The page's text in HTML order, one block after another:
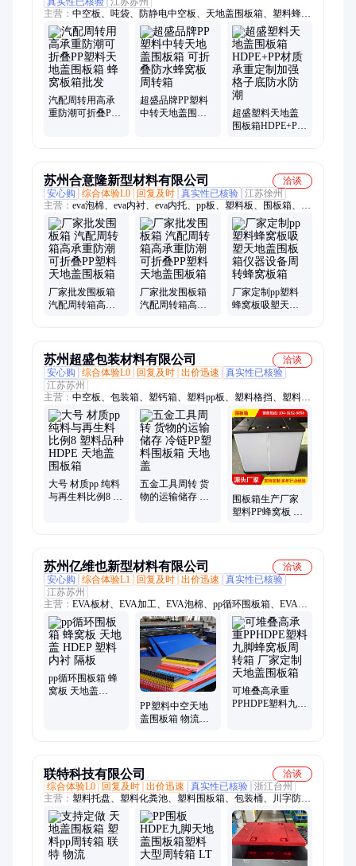
主营： 中空板、吨袋、防静电中空板、天地盖围板箱、塑料蜂窝
板、PP中空板、塑料周转箱、围板箱、蜂窝板围板箱、汽车零部
件围板箱、中空板周转箱、蜂窝板箱、吨包、中空板折叠箱、周
转箱、集装袋、拉筋吨袋、铝箔吨袋、防水吨袋、危废吨袋、污
泥吨袋、导电吨袋、固废吨袋、注塑箱、中空板隔板
汽配周转用高承
重防潮可折叠PP
超盛品牌PP塑料
中转天地盖围板
超盛塑料天地盖
围板箱HDPE+PP
苏州合意隆新型材料有限公司
洽谈
安心购
综合体验L0 回复及时 真实性已核验 江苏徐州
主营： eva泡棉、eva内衬、eva内托、pp板、塑料板、围板箱、
eva托盘、eva片材、eva板材、eva加工、eva定制、防静电eva、阻
燃eva、防火eva、eva背胶、eva雕刻、eva植绒、eva模切、eva裱
卡纸、epe珍珠棉加工、epe珍珠棉内衬、epe珍珠棉内托、epe珍
珠棉包装、中空板
厂家批发围板箱
汽配周转箱高承
厂家批发围板箱
汽配周转箱高承
厂家定制pp塑料
蜂窝板吸塑天地
苏州超盛包装材料有限公司
洽谈
安心购
综合体验L0 回复及时 出价迅速
真实性已核验
江苏苏州
主营： 中空板、包装箱、塑钙箱、塑料pp板、塑料格挡、塑料纸
箱、塑料垫板、塑料地板、料pp聚丙烯、pp塑料中空、万通板、
覆膜eva、格子板、带卸料口、热收缩袋、密封吨袋、鞋盒包
装、模切定做、pof收缩袋、组合epe内、搬家纸箱、循环包装、
pof热收缩、童车垫板、蜂窝板箱
大号 材质pp 纯料
与再生料比例8 塑
五金工具周转 货
物的运输储存 冷
围板箱生产厂家
塑料PP蜂窝板 天
苏州亿维也新型材料有限公司
洽谈
安心购
综合体验L1 回复及时 出价迅速
真实性已核验
江苏苏州
主营： EVA板材、EVA加工、EVA泡棉、pp循环围板箱、EVA厂
家、EVA缓冲材料、防静电EVA、导电EVA、EVA成型、EVA内
衬、EVA内托、汽车用EVA、汽车零部件EVA泡棉、苏州EVA、
阻燃EVA
pp循环围板箱 蜂
窝板 天地盖
PP塑料中空天地
盖围板箱 物流运
可堆叠高承重
PPHDPE塑料九脚
联特科技有限公司
洽谈
综合体验L0
回复及时 出价迅速 真实性已核验 浙江台州
主营： 塑料托盘、塑料化粪池、塑料围板箱、包装桶、川字防潮
托盘